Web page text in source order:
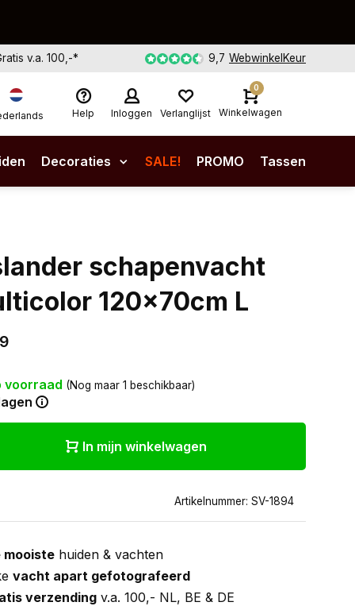
v.a. 100,-* 9,7 WebwinkelKeur
Help Inloggen Verlanglijst
0
Winkelwagen
Decoraties SALE! PROMO Tassen
schapenvacht
120x70cm L
voorraad (Nog maar 1 beschikbaar)
In mijn winkelwagen
Artikelnummer: SV-1894
mooiste huiden & vachten
vacht apart gefotografeerd
verzending v.a. 100,- NL, BE & DE